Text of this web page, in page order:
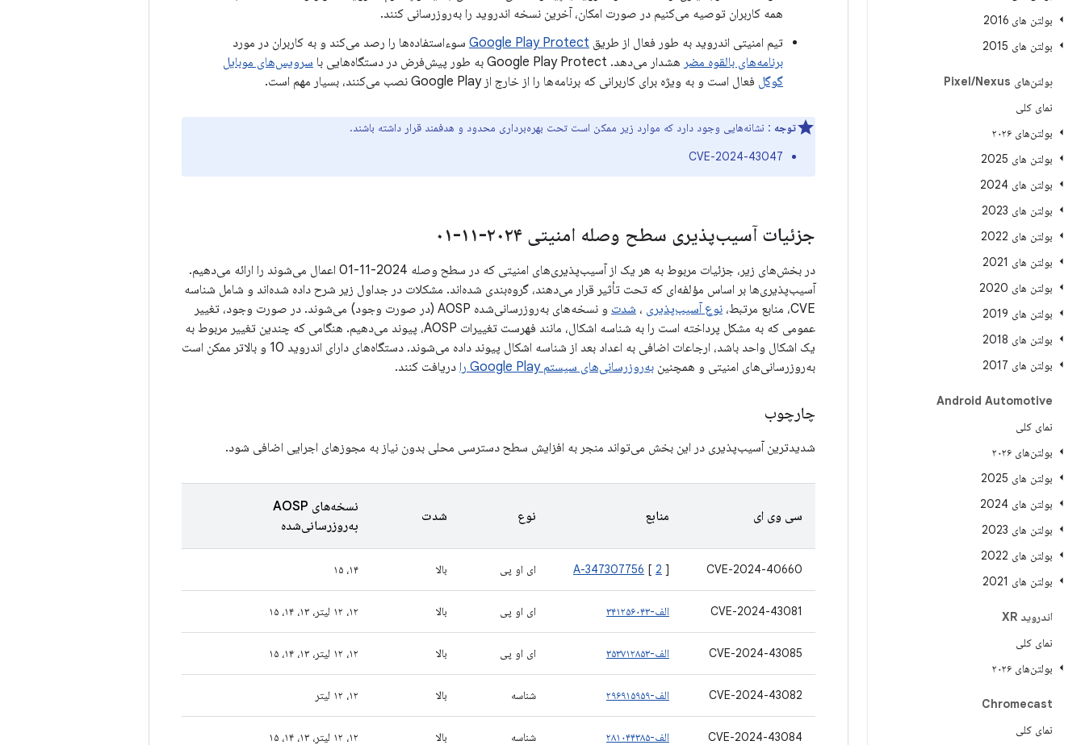
بولتن های 2016
بولتن های 2015
بولتن‌های Pixel /Nexus
نمای کلی
بولتن‌های ۲۰۲۶
بولتن های 2025
بولتن های 2024
بولتن های 2023
بولتن های 2022
بولتن های 2021
بولتن های 2020
بولتن های 2019
بولتن های 2018
بولتن های 2017
Android Automotive
نمای کلی
بولتن‌های ۲۰۲۶
بولتن های 2025
بولتن های 2024
بولتن های 2023
بولتن های 2022
بولتن های 2021
اندروید XR
نمای کلی
بولتن‌های ۲۰۲۶
Chromecast
نمای کلی
همه کاربران توصیه می‌کنیم در صورت امکان، آخرین نسخه اندروید را به‌روزرسانی کنند.
تیم امنیتی اندروید به طور فعال از طریق Google Play Protect سوءاستفاده‌ها را رصد می‌کند و به کاربران در مورد
برنامه‌های بالقوه مضر هشدار می‌دهد. Google Play Protect به طور پیش‌فرض در دستگاه‌هایی با
سرویس‌های موبایل
گوگل فعال است و به ویژه برای کاربرانی که برنامه‌ها را از خارج از Google Play نصب می‌کنند، بسیار مهم است.
توجه : نشانه‌هایی وجود دارد که موارد زیر ممکن است تحت بهره‌برداری محدود و هدفمند قرار داشته باشند.
CVE-2024-43047
جزئیات آسیب‌پذیری سطح وصله امنیتی ۲۰۲۴-۱۱-۰۱
در بخش‌های زیر، جزئیات مربوط به هر یک از آسیب‌پذیری‌های امنیتی که در سطح وصله 2024-11-01 اعمال می‌شوند را ارائه می‌دهیم.
آسیب‌پذیری‌ها بر اساس مؤلفه‌ای که تحت تأثیر قرار می‌دهند، گروه‌بندی شده‌اند. مشکلات در جداول زیر شرح داده شده‌اند و شامل شناسه
CVE، منابع مرتبط،
نوع آسیب‌پذیری ، شدت
و نسخه‌های به‌روزرسانی‌شده AOSP (در صورت وجود) می‌شوند. در صورت وجود، تغییر
عمومی که به مشکل پرداخته است را به شناسه اشکال، مانند فهرست تغییرات AOSP، پیوند می‌دهیم. هنگامی که چندین تغییر مربوط به
یک اشکال واحد باشد، ارجاعات اضافی به اعداد بعد از شناسه اشکال پیوند داده می‌شوند. دستگاه‌های دارای اندروید 10 و بالاتر ممکن است
به‌روزرسانی‌های امنیتی و همچنین به‌روزرسانی‌های سیستم Google Play را دریافت کنند.
چارچوب
شدیدترین آسیب‌پذیری در این بخش می‌تواند منجر به افزایش سطح دسترسی محلی بدون نیاز به مجوزهای اجرایی اضافی شود.
سی وی ای منابع نوع شدت
نسخه‌های AOSP
به‌روزرسانی‌شده
CVE-2024-40660
A-347307756 [ 2 ] ای او پی بالا ۱۴، ۱۵
CVE-2024-43081 الف-۳۴۱۲۵۶۰۴۳ ای او پی بالا ۱۲، ۱۲ لیتر، ۱۳، ۱۴، ۱۵
CVE-2024-43085 الف-۳۵۳۷۱۲۸۵۳ ای او پی بالا ۱۲، ۱۲ لیتر، ۱۳، ۱۴، ۱۵
CVE-2024-43082 الف-۲۹۶۹۱۵۹۵۹ شناسه بالا ۱۲، ۱۲ لیتر
CVE-2024-43084 الف-۲۸۱۰۴۴۳۸۵ شناسه بالا ۱۲، ۱۲ لیتر، ۱۳، ۱۴، ۱۵